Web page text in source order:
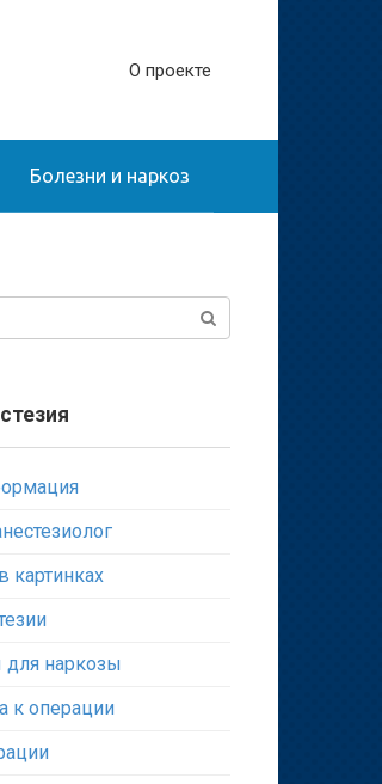
О проекте
Болезни и наркоз
картинках
для наркозы
к операции